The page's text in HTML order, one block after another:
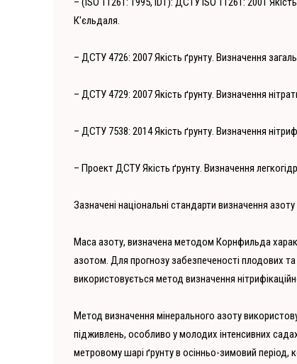
К'єльдаля.
– ДСТУ 4726: 2007 Якість ґрунту. Визначення
– ДСТУ 4729: 2007 Якість ґрунту. Визначення
– ДСТУ 7538: 2014 Якість ґрунту. Визначення
– Проект ДСТУ Якість ґрунту. Визначення
Зазначені національні стандарти визначення
Маса азоту, визначена методом Корнфильда
азотом. Для прогнозу забезпеченості плодових
використовується метод визначення
Метод визначення мінерального азоту
підживлень, особливо у молодих інтенсивних
метровому шарі ґрунту в осінньо-зимовий період,